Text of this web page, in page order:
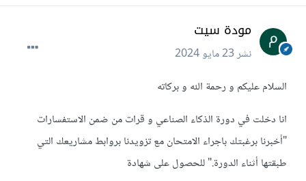
مودة سيت
نشر23 مايو 2024
السلام عليكم و رحمة الله و بركاته
انا دخلت في دورة الذكاء الصناعي و قرات من ضمن الاستفسارات
"أخبرنا برغبتك باجراء الامتحان مع تزويدنا بروابط مشاريعك التي
طبقتها أثناء الدورة." للحصول على شهادة